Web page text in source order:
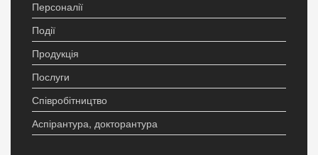
Персоналії
Події
Продукція
Послуги
Співробітництво
Аспірантура, докторантура